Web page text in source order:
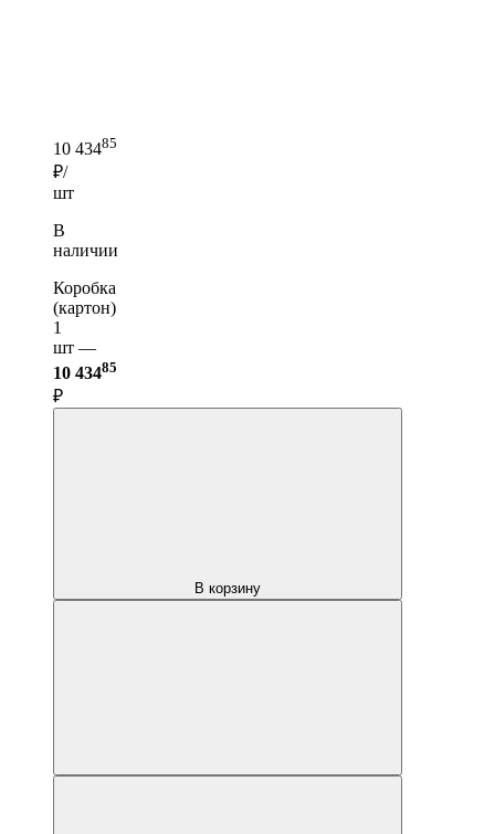
10 43485
₽/
шт
В
наличии
Коробка
(картон)
1
шт —
10 43485
₽
В корзину